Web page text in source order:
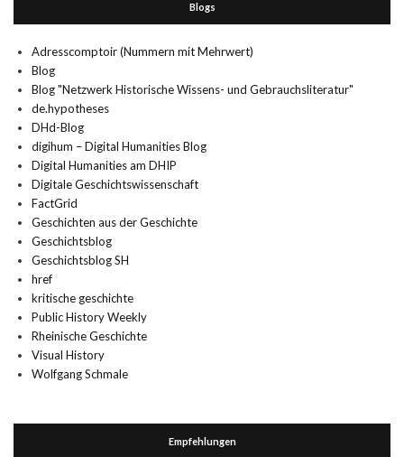
Blogs
Adresscomptoir (Nummern mit Mehrwert)
Blog
Blog "Netzwerk Historische Wissens- und Gebrauchsliteratur"
de.hypotheses
DHd-Blog
digihum – Digital Humanities Blog
Digital Humanities am DHIP
Digitale Geschichtswissenschaft
FactGrid
Geschichten aus der Geschichte
Geschichtsblog
Geschichtsblog SH
href
kritische geschichte
Public History Weekly
Rheinische Geschichte
Visual History
Wolfgang Schmale
Empfehlungen